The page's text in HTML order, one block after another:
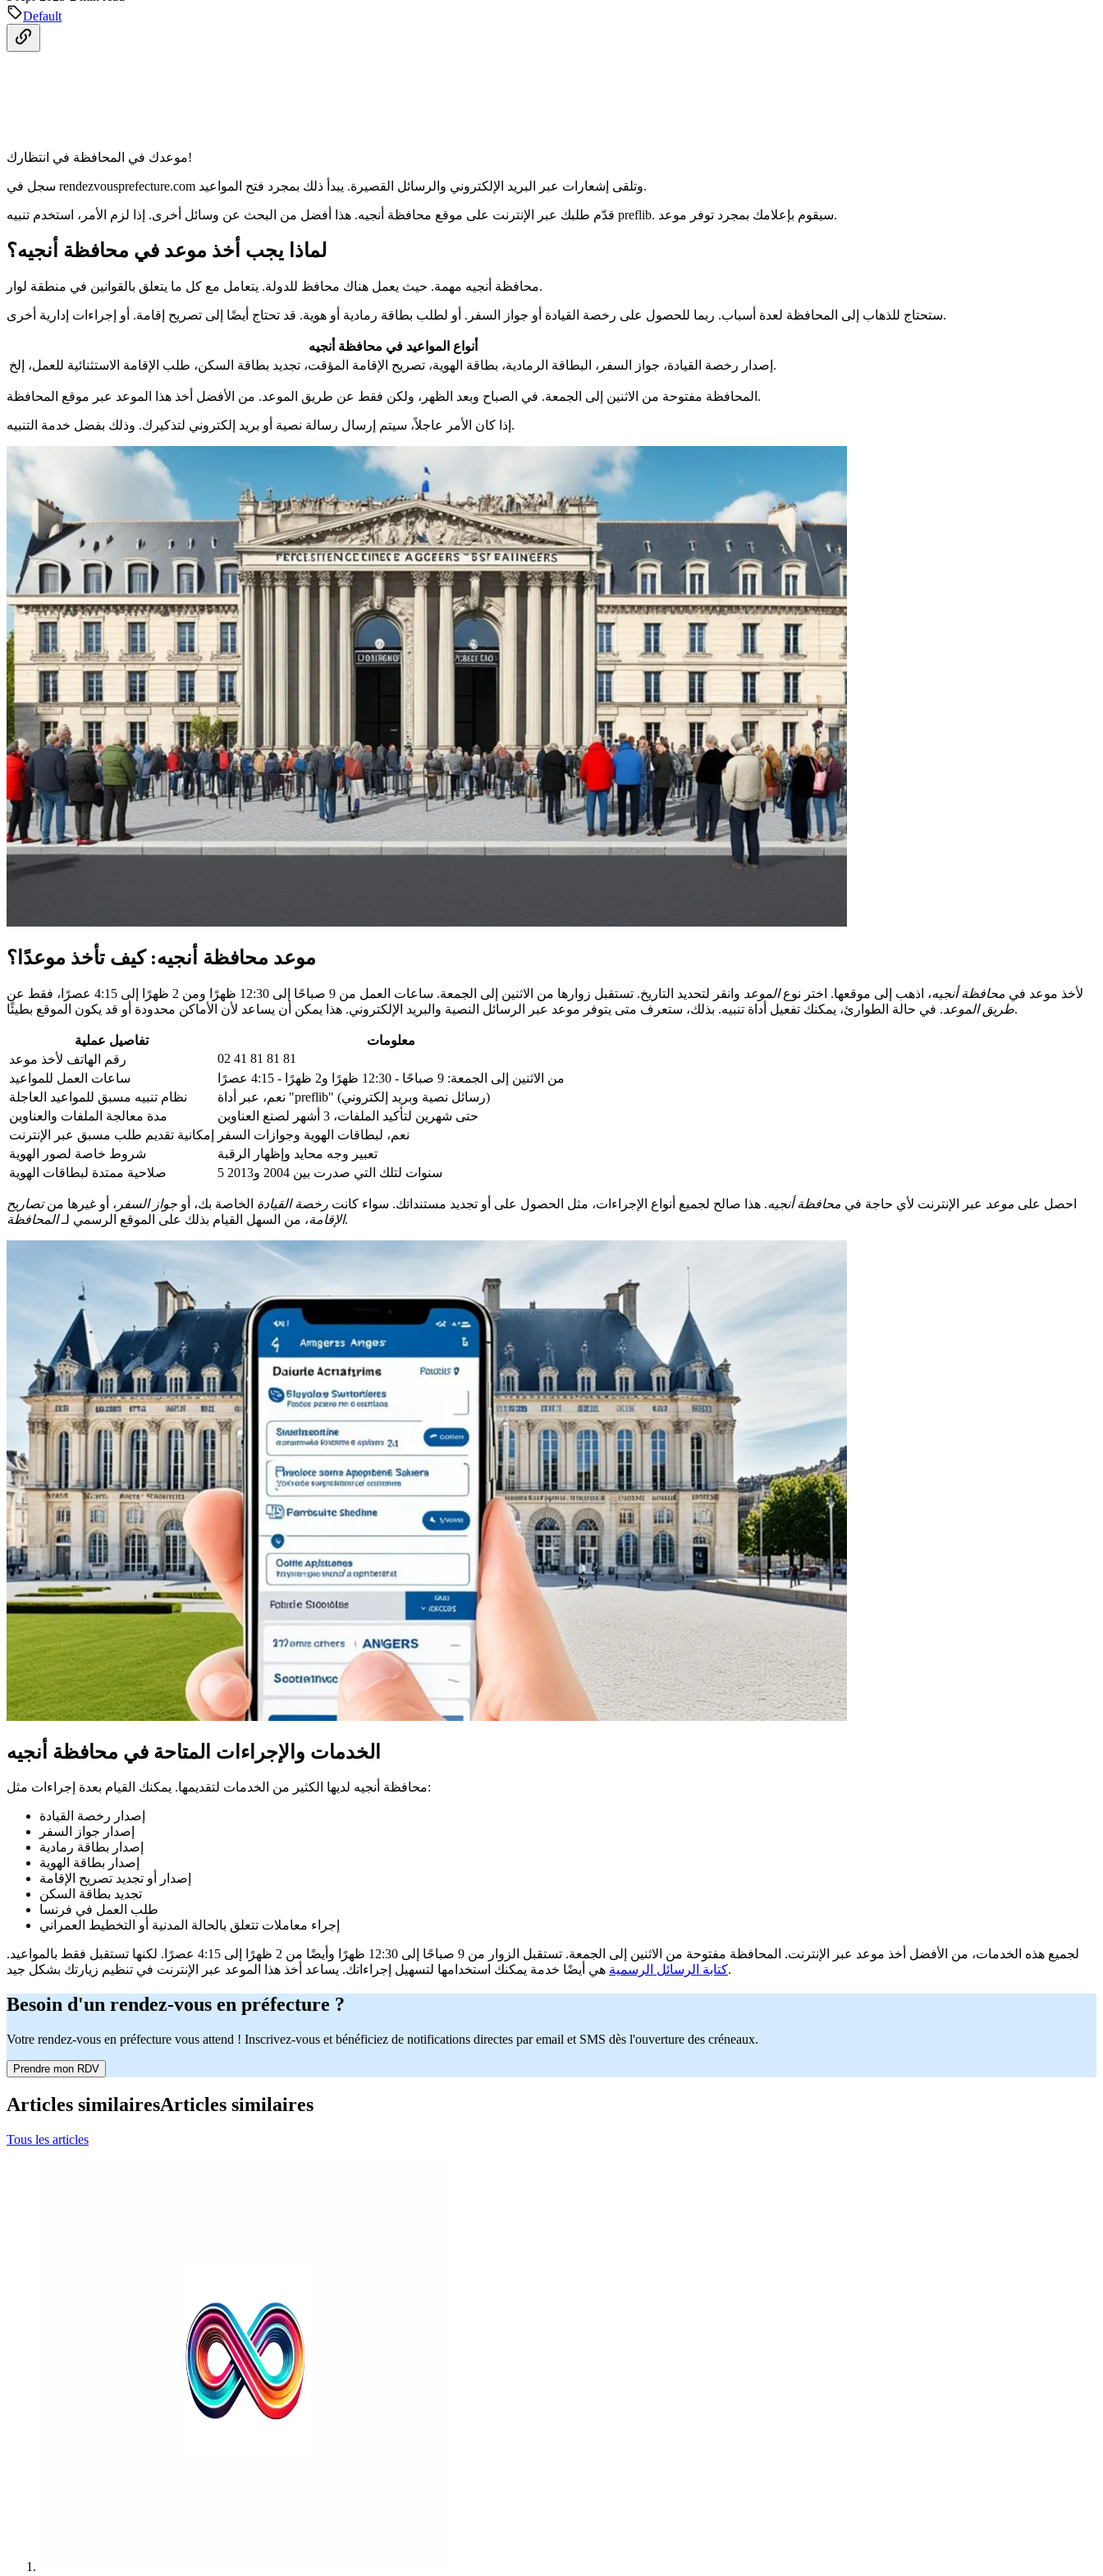
Default
موعدك في المحافظة في انتظارك!
سجل في rendezvousprefecture.com وتلقى إشعارات عبر البريد الإلكتروني والرسائل القصيرة. يبدأ ذلك بمجرد فتح المواعيد.
قدّم طلبك عبر الإنترنت على موقع محافظة أنجيه. هذا أفضل من البحث عن وسائل أخرى. إذا لزم الأمر، استخدم تنبيه preflib. سيقوم بإعلامك بمجرد توفر موعد.
لماذا يجب أخذ موعد في محافظة أنجيه؟
محافظة أنجيه مهمة. حيث يعمل هناك محافظ للدولة. يتعامل مع كل ما يتعلق بالقوانين في منطقة لوار.
ستحتاج للذهاب إلى المحافظة لعدة أسباب. ربما للحصول على رخصة القيادة أو جواز السفر. أو لطلب بطاقة رمادية أو هوية. قد تحتاج أيضًا إلى تصريح إقامة. أو إجراءات إدارية أخرى.
أنواع المواعيد في محافظة أنجيه
إصدار رخصة القيادة، جواز السفر، البطاقة الرمادية، بطاقة الهوية، تصريح الإقامة المؤقت، تجديد بطاقة السكن، طلب الإقامة الاستثنائية للعمل، إلخ.
المحافظة مفتوحة من الاثنين إلى الجمعة. في الصباح وبعد الظهر، ولكن فقط عن طريق الموعد. من الأفضل أخذ هذا الموعد عبر موقع المحافظة.
إذا كان الأمر عاجلاً، سيتم إرسال رسالة نصية أو بريد إلكتروني لتذكيرك. وذلك بفضل خدمة التنبيه.
موعد محافظة أنجيه: كيف تأخذ موعدًا؟
لأخذ موعد في محافظة أنجيه، اذهب إلى موقعها. اختر نوعالموعد وانقر لتحديد التاريخ. تستقبل زوارها من الاثنين إلى الجمعة. ساعات العمل من 9 صباحًا إلى 12:30 ظهرًا ومن 2 ظهرًا إلى 4:15 عصرًا، فقط عن
طريق الموعد. في حالة الطوارئ، يمكنك تفعيل أداة تنبيه. بذلك، ستعرف متى يتوفر موعد عبر الرسائل النصية والبريد الإلكتروني. هذا يمكن أن يساعد لأن الأماكن محدودة أو قد يكون الموقع بطيئًا.
تفاصيل عملية
معلومات
رقم الهاتف لأخذ موعد
02 41 81 81 81
ساعات العمل للمواعيد
من الاثنين إلى الجمعة: 9 صباحًا - 12:30 ظهرًا و2 ظهرًا - 4:15 عصرًا
نظام تنبيه مسبق للمواعيد العاجلة
نعم، عبر أداة "preflib" (رسائل نصية وبريد إلكتروني)
مدة معالجة الملفات والعناوين
حتى شهرين لتأكيد الملفات، 3 أشهر لصنع العناوين
إمكانية تقديم طلب مسبق عبر الإنترنت
نعم، لبطاقات الهوية وجوازات السفر
شروط خاصة لصور الهوية
تعبير وجه محايد وإظهار الرقبة
صلاحية ممتدة لبطاقات الهوية
5 سنوات لتلك التي صدرت بين 2004 و2013
احصل على موعد عبر الإنترنت لأي حاجة في محافظة أنجيه. هذا صالح لجميع أنواع الإجراءات، مثل الحصول على أو تجديد مستنداتك. سواء كانت رخصة القيادة الخاصة بك، أو جواز السفر ، أو غيرها منتصاريح
الإقامة، من السهل القيام بذلك على الموقع الرسمي لـالمحافظة .
الخدمات والإجراءات المتاحة في محافظة أنجيه
محافظة أنجيه لديها الكثير من الخدمات لتقديمها. يمكنك القيام بعدة إجراءات مثل:
إصدار رخصة القيادة
إصدار جواز السفر
إصدار بطاقة رمادية
إصدار بطاقة الهوية
إصدار أو تجديد تصريح الإقامة
تجديد بطاقة السكن
طلب العمل في فرنسا
إجراء معاملات تتعلق بالحالة المدنية أو التخطيط العمراني
لجميع هذه الخدمات، من الأفضل أخذ موعد عبر الإنترنت. المحافظة مفتوحة من الاثنين إلى الجمعة. تستقبل الزوار من 9 صباحًا إلى 12:30 ظهرًا وأيضًا من 2 ظهرًا إلى 4:15 عصرًا. لكنها تستقبل فقط بالمواعيد.
كتابة الرسائل الرسميةهي أيضًا خدمة يمكنك استخدامها لتسهيل إجراءاتك. يساعد أخذ هذا الموعد عبر الإنترنت في تنظيم زيارتك بشكل جيد.
Besoin d'un rendez-vous en préfecture ?
Votre rendez-vous en préfecture vous attend ! Inscrivez-vous et bénéficiez de notifications directes par email et SMS dès l'ouverture des créneaux.
Prendre mon RDV
Articles similairesArticles similaires
Tous les articles